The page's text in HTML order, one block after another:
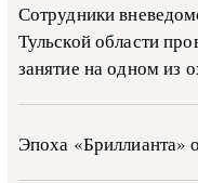
Сотрудники
Тульской области
занятие на одном из
Эпоха «Бриллианта»